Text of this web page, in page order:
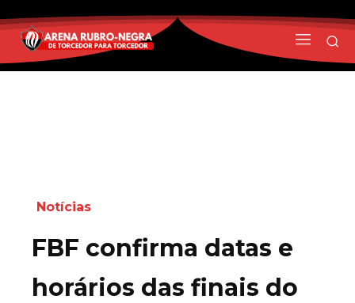
Notícias
FBF confirma datas e
horários das finais do